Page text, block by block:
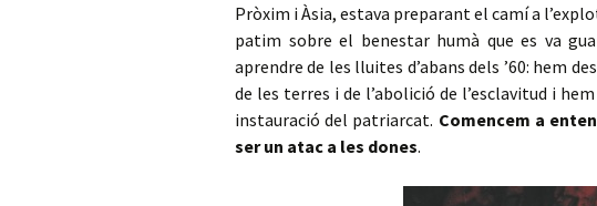
Pròxim i Àsia, estava preparant el camí a
patim sobre el benestar humà que es va
aprendre de les lluites d’abans dels ’60: hem
de les terres i de l’abolició de l’esclavitud i
instauració del patriarcat. Comencem a
ser un atac a les dones.